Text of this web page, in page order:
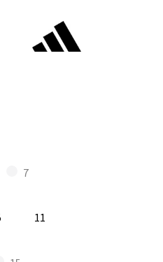
7
11